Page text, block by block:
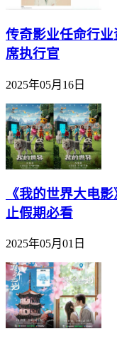
传奇影业任命行
席执行官
2025年05月16日
《我的世界大电
止假期必看
2025年05月01日